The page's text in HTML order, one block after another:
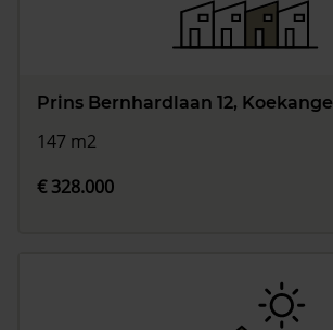
Prins Bernhardlaan 12, Koekange
147 m2
€ 328.000